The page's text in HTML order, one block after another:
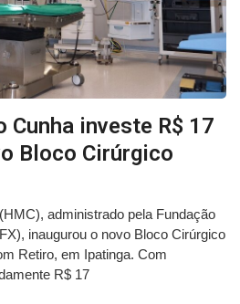
investe R$ 17
Bloco Cirúrgico
administrado pela Fundação
inaugurou o novo Bloco Cirúrgico
Retiro, em Ipatinga. Com
R$ 17